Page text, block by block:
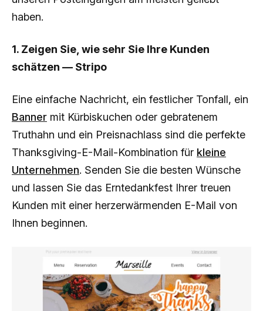
haben.
1. Zeigen Sie, wie sehr Sie Ihre Kunden
schätzen — Stripo
Eine einfache Nachricht, ein festlicher Tonfall, ein
Banner mit Kürbiskuchen oder gebratenem
Truthahn und ein Preisnachlass sind die perfekte
Thanksgiving-E-Mail-Kombination für kleine
Unternehmen. Senden Sie die besten Wünsche
und lassen Sie das Erntedankfest Ihrer treuen
Kunden mit einer herzerwärmenden E-Mail von
Ihnen beginnen.